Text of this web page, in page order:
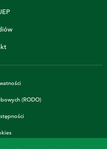
(RODO)